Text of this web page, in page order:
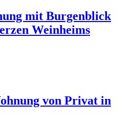
mit Burgenblick
Weinheims
von Privat in